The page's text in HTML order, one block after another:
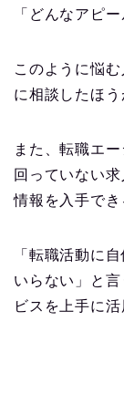
「どんなアピ
このように悩
に相談したほ
また、転職エ
回っていない
情報を入手でき
「転職活動に
いらない」と
ビスを上手に活